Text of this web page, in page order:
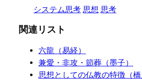
システム思考 思想 思考
関連リスト
六龍（易経）
兼愛・非攻・節葬（墨子）
思想としての仏教の特徴（橋